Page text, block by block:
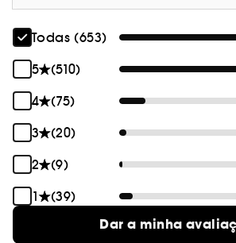
Todas (653)
5
(510)
4
(75)
3
(20)
2
(9)
1
(39)
Dar a minha